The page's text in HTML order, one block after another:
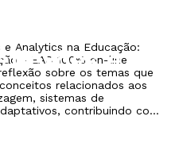
e
Analytics na Educação:
- EAD 100% on-line
sobre os temas que
relacionados aos
sistemas de
contribuindo com
profissional.